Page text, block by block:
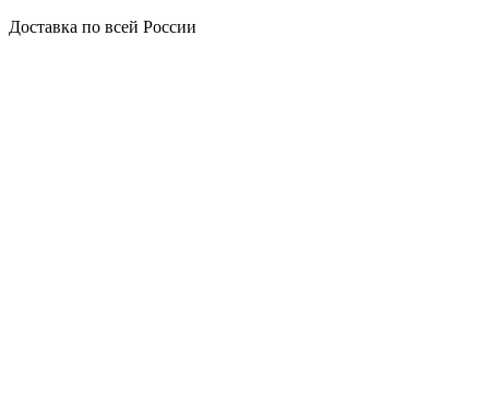
Доставка по всей России